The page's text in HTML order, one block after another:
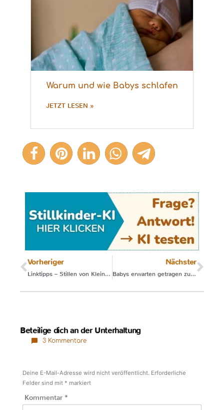
Warum und wie Babys schlafen
JETZT LESEN »
Vorheriger
Linktipps – Stillen von Kleinkindern
Nächster
Babys erwarten getragen zu werden
Beteilige dich an der Unterhaltung
3 Kommentare
Deine E-Mail-Adresse wird nicht veröffentlicht. Erforderliche
Felder sind mit * markiert
Kommentar *